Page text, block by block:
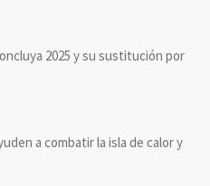
2025 y su sustitución por
a combatir la isla de calor y